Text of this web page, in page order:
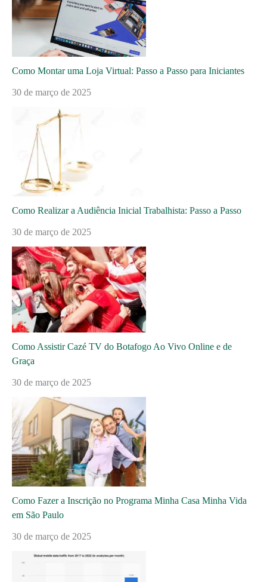
Como Montar uma Loja Virtual: Passo a Passo para Iniciantes
30 de março de 2025
Como Realizar a Audiência Inicial Trabalhista: Passo a Passo
30 de março de 2025
Como Assistir Cazé TV do Botafogo Ao Vivo Online e de
Graça
30 de março de 2025
Como Fazer a Inscrição no Programa Minha Casa Minha Vida
em São Paulo
30 de março de 2025